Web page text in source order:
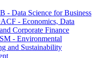
- Data Science for Business
- Economics, Data
Corporate Finance
- Environmental
and Sustainability